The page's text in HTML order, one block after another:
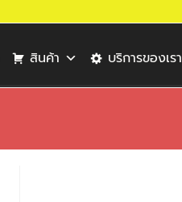
สินค้า บริการของเรา